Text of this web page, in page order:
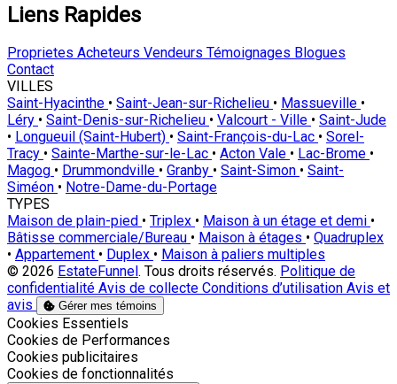
Liens Rapides
Proprietes Acheteurs Vendeurs Témoignages Blogues
Contact
VILLES
Saint-Hyacinthe • Saint-Jean-sur-Richelieu • Massueville •
Léry • Saint-Denis-sur-Richelieu • Valcourt - Ville • Saint-Jude
• Longueuil (Saint-Hubert) • Saint-François-du-Lac • Sorel-
Tracy • Sainte-Marthe-sur-le-Lac • Acton Vale • Lac-Brome •
Magog • Drummondville • Granby • Saint-Simon • Saint-
Siméon • Notre-Dame-du-Portage
TYPES
Maison de plain-pied • Triplex • Maison à un étage et demi •
Bâtisse commerciale/Bureau • Maison à étages • Quadruplex
• Appartement • Duplex • Maison à paliers multiples
© 2026 EstateFunnel . Tous droits réservés. Politique de
confidentialité Avis de collecte Conditions d’utilisation Avis et
avis
Gérer mes témoins
Activer
Cookies Essentiels
Activer
Cookies de Performances
Activer
Cookies publicitaires
Activer
Cookies de fonctionnalités